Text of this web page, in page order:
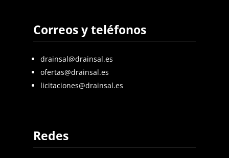
Correos y teléfonos
drainsal@drainsal.es
ofertas@drainsal.es
licitaciones@drainsal.es
Redes